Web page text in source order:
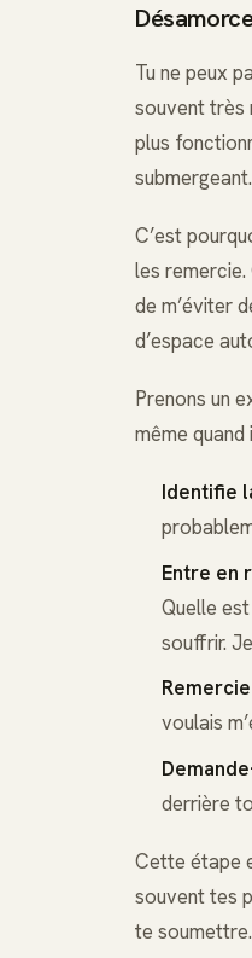
Tu ne peux
souvent très
plus
submergeant.
C’est
les remercie.
de m’éviter
d’espace
Prenons un
même
Identifie
Entre en
Quelle
souffrir.
voulais
derrière
Cette étape
souvent tes
te